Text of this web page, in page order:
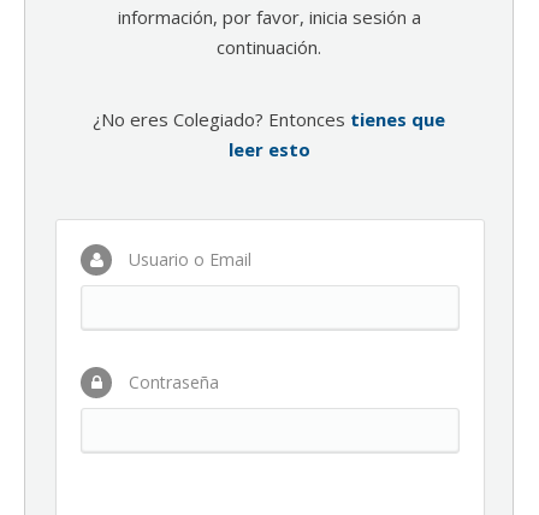
información, por favor, inicia sesión a
continuación.
¿No eres Colegiado? Entonces tienes que
leer esto
Usuario o Email
Contraseña